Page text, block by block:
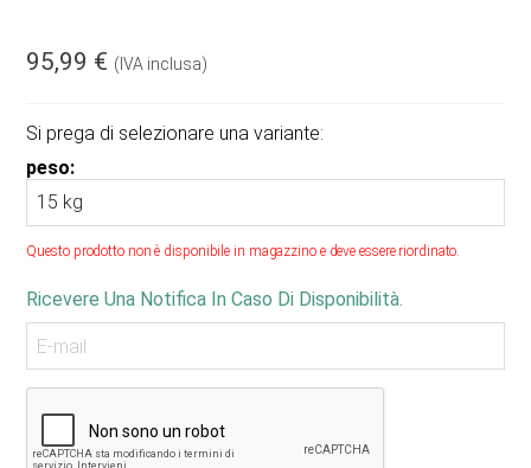
95,99 € (IVA inclusa)
Si prega di selezionare una variante:
peso:
Questo prodotto non è disponibile in magazzino e deve essere riordinato.
Ricevere Una Notifica In Caso Di Disponibilità.